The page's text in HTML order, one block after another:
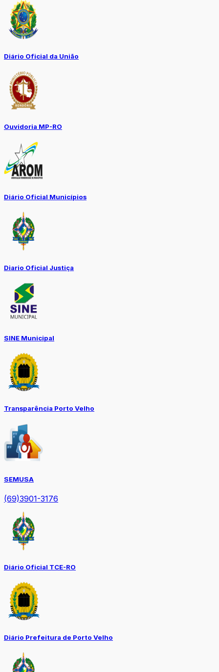
Diário Oficial da União
Ouvidoria MP-RO
Diário Oficial Municípios
Diario Oficial Justiça
SINE Municipal
Transparência Porto Velho
SEMUSA
(69)3901-3176
Diário Oficial TCE-RO
Diário Prefeitura de Porto Velho